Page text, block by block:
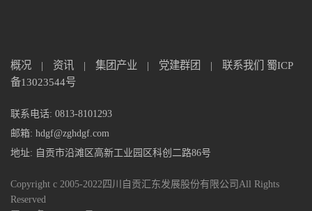
概况 | 资讯 | 集团产业 | 党建群团 | 联系我们
蜀ICP
备13023544号
联系电话: 0813-8101293
邮箱: hdgf@zghdgf.com
地址: 自贡市沿滩区高新工业园区科创二路86号
Copyright c 2005-2022四川自贡汇东发展股份有限公司All Rights
Reserved